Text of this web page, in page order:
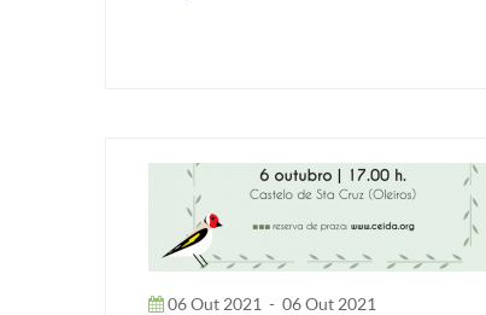
06 Out 2021 - 06 Out 2021